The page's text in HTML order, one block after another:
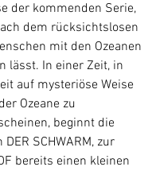
der kommenden Serie,
dem rücksichtslosen
mit den Ozeanen
lässt. In einer Zeit, in
auf mysteriöse Weise
Ozeane zu
beginnt die
SCHWARM, zur
bereits einen kleinen